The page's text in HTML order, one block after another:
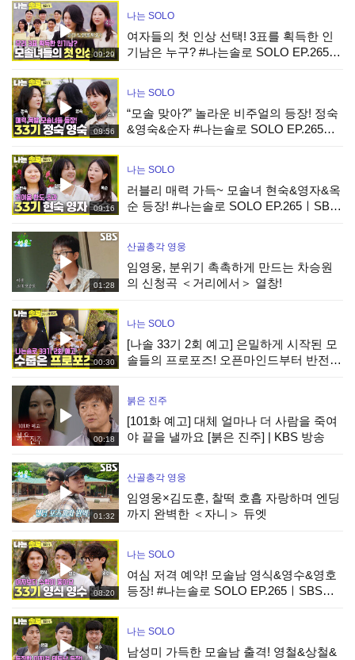
09:29
나는 SOLO
여자들의 첫 인상 선택! 3표를 획득한 인
기남은 누구? #나는솔로 SOLO EP.265ㅣ
08:56
나는 SOLO
“모솔 맞아?” 놀라운 비주얼의 등장! 정숙
&영숙&순자 #나는솔로 SOLO EP.265ㅣ
09:16
나는 SOLO
러블리 매력 가득~ 모솔녀 현숙&영자&옥
순 등장! #나는솔로 SOLO EP.265ㅣSBS
01:28
산골총각 영웅
임영웅, 분위기 촉촉하게 만드는 차승원
의 신청곡 ＜거리에서＞ 열창!
00:30
나는 SOLO
[나솔 33기 2회 예고] 은밀하게 시작된 모
솔들의 프로포즈! 오픈마인드부터 반전
00:18
붉은 진주
[101화 예고] 대체 얼마나 더 사람을 죽여
야 끝을 낼까요 [붉은 진주] | KBS 방송
01:32
산골총각 영웅
임영웅×김도훈, 찰떡 호흡 자랑하며 엔딩
까지 완벽한 ＜자니＞ 듀엣
08:20
나는 SOLO
여심 저격 예약! 모솔남 영식&영수&영호
등장! #나는솔로 SOLO EP.265ㅣSBS
나는 SOLO
남성미 가득한 모솔남 출격! 영철&상철&